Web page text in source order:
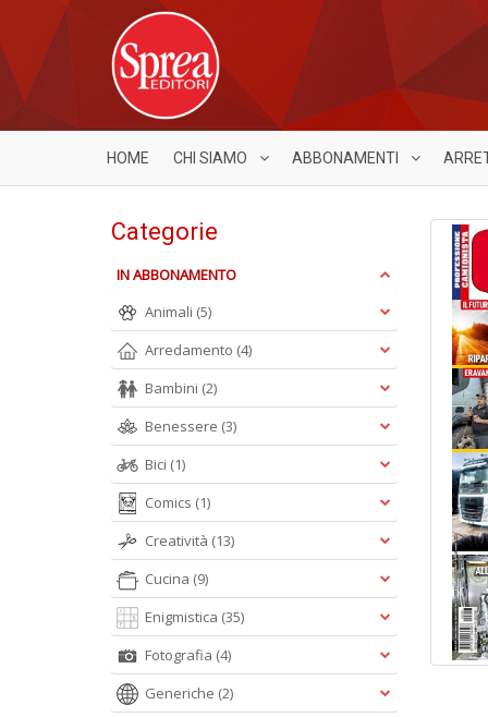
HOME CHI SIAMO ABBONAMENTI
Categorie
IN ABBONAMENTO
Animali (5)
Arredamento (4)
Bambini (2)
Benessere (3)
Bici (1)
Comics (1)
Creatività (13)
Cucina (9)
Enigmistica (35)
Fotografia (4)
Generiche (2)